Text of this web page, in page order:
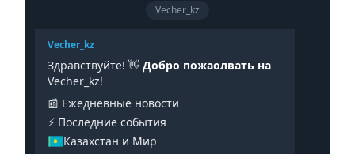
Vecher_kz
Vecher_kz
Здравствуйте! 👋 Добро пожаолвать на
Vecher_kz!
📰 Ежедневные новости
⚡️ Последние события
Казахстан и Мир